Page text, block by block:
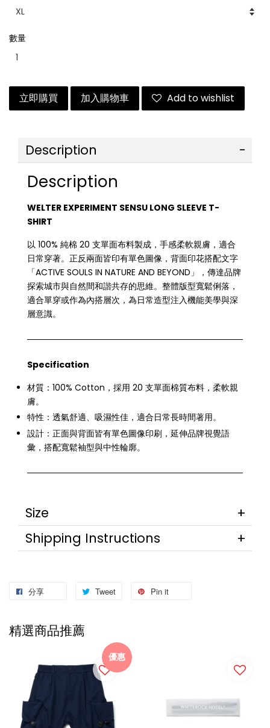
數量
立即購買 加入購物車 Add to wishlist
Description
Description
WELTER EXPERIMENT SENSU LONG SLEEVE T-
SHIRT
以 100% 純棉 20 支單面布料製成，手感柔軟親膚，適合
日常穿著。正反兩面皆印有單色圖像，背面印花搭配文字
「ACTIVE SOULS IN NATURE AND BEYOND」，傳達品牌
探索城市與自然間和諧共存的思維。整體版型寬鬆俐落，
適合單穿或作為內搭層次，為日常造型注入機能美學與深
層意識。
Specification
材質：100% Cotton，採用 20 支單面棉質布料，柔軟親
膚。
特性：透氣舒適、吸濕性佳，適合日常長時間著用。
設計：正面與背面皆有單色圖像印刷，延伸品牌視覺語
彙，搭配寬鬆袖型與中性輪廓。
Size
Shipping Instructions
分享 Tweet Pin it
精選商品推薦
優惠